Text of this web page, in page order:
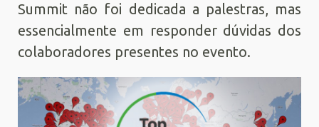
Summit não foi dedicada a palestras, mas
essencialmente em responder dúvidas dos
colaboradores presentes no evento.